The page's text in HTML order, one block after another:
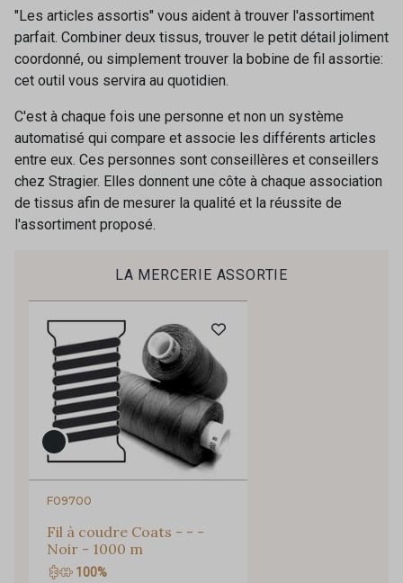
"Les articles assortis" vous aident à trouver l'assortiment
parfait. Combiner deux tissus, trouver le petit détail joliment
coordonné, ou simplement trouver la bobine de fil assortie:
cet outil vous servira au quotidien.
C'est à chaque fois une personne et non un système
automatisé qui compare et associe les différents articles
entre eux. Ces personnes sont conseillères et conseillers
chez Stragier. Elles donnent une côte à chaque association
de tissus afin de mesurer la qualité et la réussite de
l'assortiment proposé.
LA MERCERIE ASSORTIE
F09700
Fil à coudre Coats - - -
Noir - 1000 m
100%
Cadeau : 10% offerts sur votre
commande !
Recevez chaque semaine un clin d’œil rempli de
nouveautés, d’inspirations et de promotions.
Je m'abonne à la newsletter